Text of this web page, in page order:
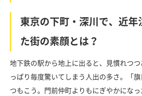
東京の下町・深川で、近年
た街の素顔とは？
地下鉄の駅から地上に出ると、見慣れつ
っぱり毎度驚いてしまう人出の多さ。「
つもこう。門前仲町よりもにぎやかにな